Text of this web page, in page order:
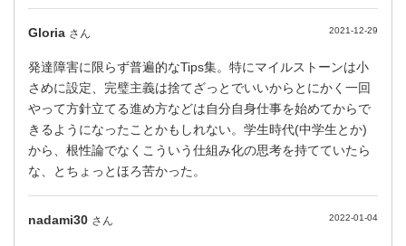
Gloria さん 2021-12-29
発達障害に限らず普遍的なTips集。特にマイルストーンは小
さめに設定、完璧主義は捨てざっとでいいからとにかく一回
やって方針立てる進め方などは自分自身仕事を始めてからで
きるようになったことかもしれない。学生時代(中学生とか)
から、根性論でなくこういう仕組み化の思考を持てていたら
な、とちょっとほろ苦かった。
nadami30 さん 2022-01-04